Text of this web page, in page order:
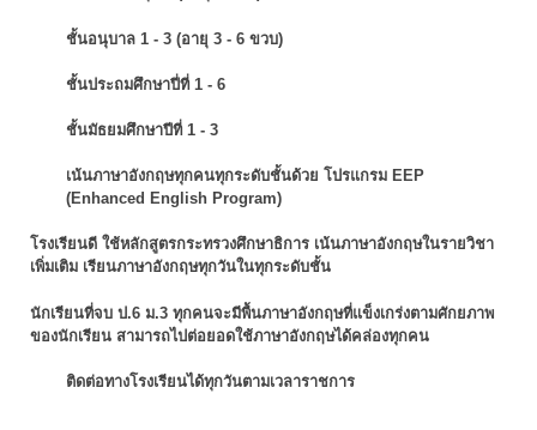
ชั้นอนุบาล 1 - 3 (อายุ 3 - 6 ขวบ)
ชั้นประถมศึกษาปี่ที่ 1 - 6
ชั้นมัธยมศึกษาปีที่ 1 - 3
เน้นภาษาอังกฤษทุกคนทุกระดับชั้นด้วย โปรแกรม EEP
(Enhanced English Program)
โรงเรียนดี ใช้หลักสูตรกระทรวงศึกษาธิการ เน้นภาษาอังกฤษในรายวิชา
เพิ่มเติม เรียนภาษาอังกฤษทุกวันในทุกระดับชั้น
นักเรียนที่จบ ป.6 ม.3 ทุกคนจะมีพื้นภาษาอังกฤษที่แข็งเกร่งตามศักยภาพ
ของนักเรียน สามารถไปต่อยอดใช้ภาษาอังกฤษได้คล่องทุกคน
ติดต่อทางโรงเรียนได้ทุกวันตามเวลาราชการ